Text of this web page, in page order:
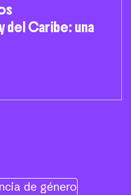
Caribe: una
de género